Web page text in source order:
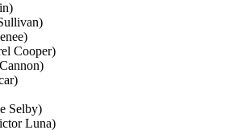
Cooper)
Selby)
Luna)